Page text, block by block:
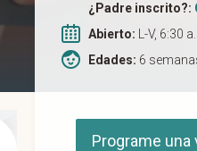
¿Padre inscrito?:
Abierto: L-V, 6:30
Edades: 6
Programe una